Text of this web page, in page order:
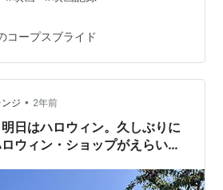
コープスブライド』をみましたの
えて綴っていきたいと思います。
話 あらすじ １９世紀ヨーロッパ
屋のヴァン・ドート夫婦は特別な
息子のヴィクターが、エヴァーグ
トリアと結婚す…
コープスブライド
ジ • 2年前
明日はハロウィン。久しぶりに
ウィン・ショップがえらい事